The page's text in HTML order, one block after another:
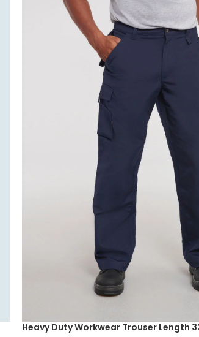
Heavy Duty Workwear Trouser Length